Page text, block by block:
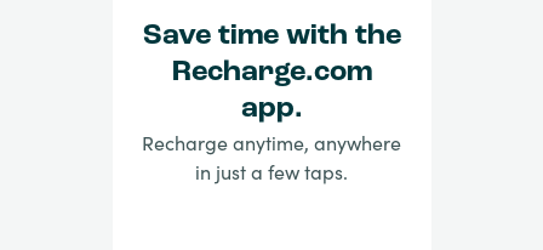
Save time with the
Recharge.com
app.
Recharge anytime, anywhere
in just a few taps.